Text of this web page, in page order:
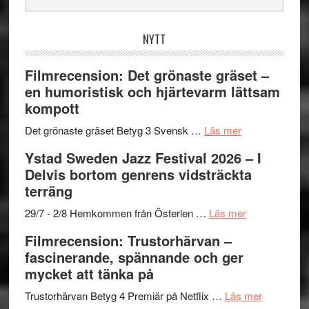
webbplatsen
NYTT
Filmrecension: Det grönaste gräset –
en humoristisk och hjärtevarm lättsam
kompott
Det grönaste gräset Betyg 3 Svensk … Läs merom
Det
grönaste
–
och
lättsam
Ystad Sweden Jazz Festival 2026 – I
Delvis bortom genrens vidsträckta
terräng
29/7 - 2/8 Hemkommen från Österlen … Läs merom
2026
Filmrecension: Trustorhärvan –
fascinerande, spännande och ger
mycket att tänka på
Trustorhärvan Betyg 4 Premiär på Netflix … Läs merom